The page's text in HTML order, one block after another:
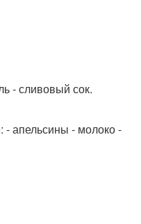
- сливовый сок.
- апельсины - молоко -